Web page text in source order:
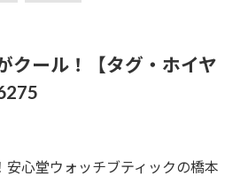
クール！【タグ・ホイヤ
安心堂ウォッチブティックの橋本